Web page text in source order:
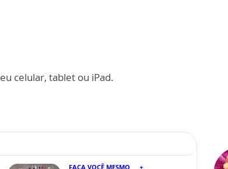
celular, tablet ou iPad.
FAÇA VOCÊ MESMO